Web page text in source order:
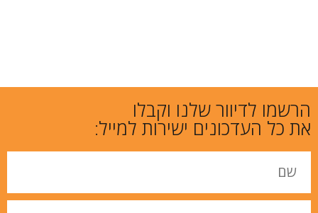
הרשמו לדיוור שלנו וקבלו
את כל העדכונים ישירות למייל: